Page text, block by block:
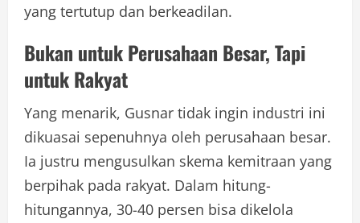
yang tertutup dan berkeadilan.
Bukan untuk Perusahaan Besar, Tapi
untuk Rakyat
Yang menarik, Gusnar tidak ingin industri ini
dikuasai sepenuhnya oleh perusahaan besar.
Ia justru mengusulkan skema kemitraan yang
berpihak pada rakyat. Dalam hitung-
hitungannya, 30-40 persen bisa dikelola